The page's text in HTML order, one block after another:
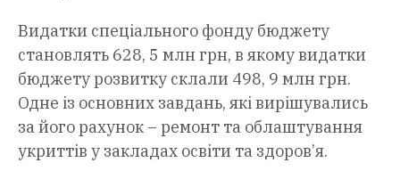
Видатки спеціального фонду бюджету
становлять 628, 5 млн грн, в якому видатки
бюджету розвитку склали 498, 9 млн грн.
Одне із основних завдань, які вирішувались
за його рахунок – ремонт та облаштування
укриттів у закладах освіти та здоров’я.